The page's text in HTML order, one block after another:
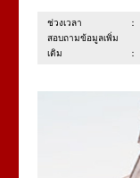
ช่วงเวลา：
สอบถามข้อมูลเพิ่ม
เติม：